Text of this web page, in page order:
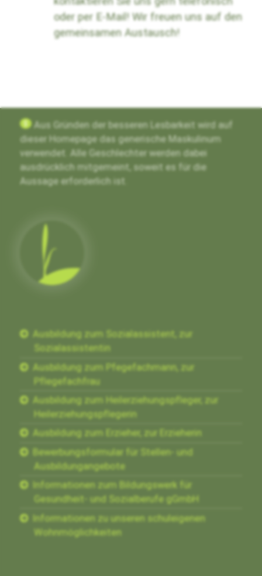
oder per E-Mail! Wir freuen uns auf den
gemeinsamen Austausch!
g Aus Gründen der besseren Lesbarkeit wird auf
dieser Homepage das generische Maskulinum
verwendet. Alle Geschlechter werden dabei
ausdrücklich mitgemeint, soweit es für die
Aussage erforderlich ist.
Ausbildung zum Sozialassistent, zur
Sozialassistentin
Ausbildung zum Pfegefachmann, zur
Pflegefachfrau
Ausbildung zum Heilerziehungspfleger, zur
Heilerziehungspflegerin
Ausbildung zum Erzieher, zur Erzieherin
Bewerbungsformular für Stellen- und
Ausbildungangebote
Informationen zum Bildungswerk für
Gesundheit- und Sozialberufe gGmbH
Informationen zu unseren schuleigenen
Wohnmöglichkeiten